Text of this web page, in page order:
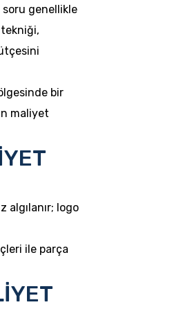
soru genellikle
bir
maliyet
logo
ile parça